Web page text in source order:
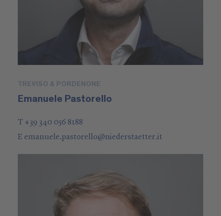
TREVISO & PORDENONE
Emanuele Pastorello
T +39 340 056 8188
E emanuele.pastorello@niederstaetter.it